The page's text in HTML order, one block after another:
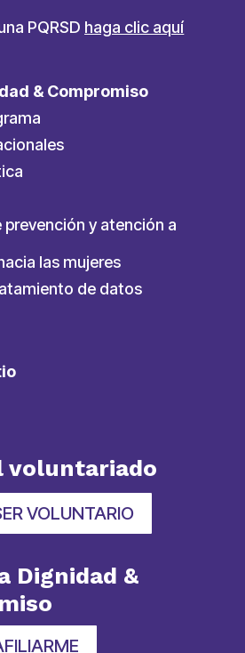
PQRSD haga clic aquí
& Compromiso
y atención a
las mujeres
de datos
voluntariado
VOLUNTARIO
Dignidad &